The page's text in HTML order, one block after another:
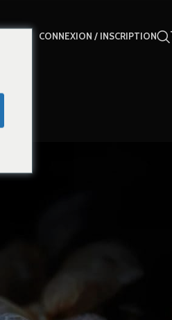
CONNEXION / INSCRIPTION